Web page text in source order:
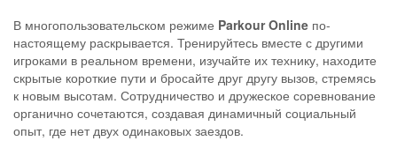
В многопользовательском режиме Parkour Online по-
настоящему раскрывается. Тренируйтесь вместе с другими
игроками в реальном времени, изучайте их технику, находите
скрытые короткие пути и бросайте друг другу вызов, стремясь
к новым высотам. Сотрудничество и дружеское соревнование
органично сочетаются, создавая динамичный социальный
опыт, где нет двух одинаковых заездов.